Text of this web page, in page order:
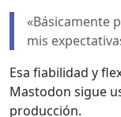
«Básicamente
mis
Esa fiabilidad y
Mastodon sigue
producción.